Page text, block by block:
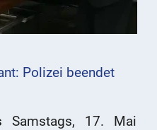
Polizei beendet
Samstags, 17. Mai